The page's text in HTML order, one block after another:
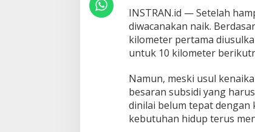
s
u
l
k
a
N
a
i
k
,
INSTRAN.id — Setelah
diwacanakan naik.
kilometer pertama
untuk 10 kilometer
Namun, meski usul
besaran subsidi yang
dinilai belum tepat dengan
kebutuhan hidup terus